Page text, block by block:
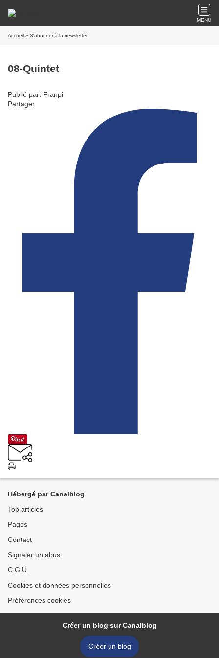
MENU
Accueil » S'abonner à la newsletter
08-Quintet
Publié par: Franpi
Partager
Hébergé par Canalblog
Top articles
Pages
Contact
Signaler un abus
C.G.U.
Cookies et données personnelles
Préférences cookies
Créer un blog sur Canalblog
Créer un blog